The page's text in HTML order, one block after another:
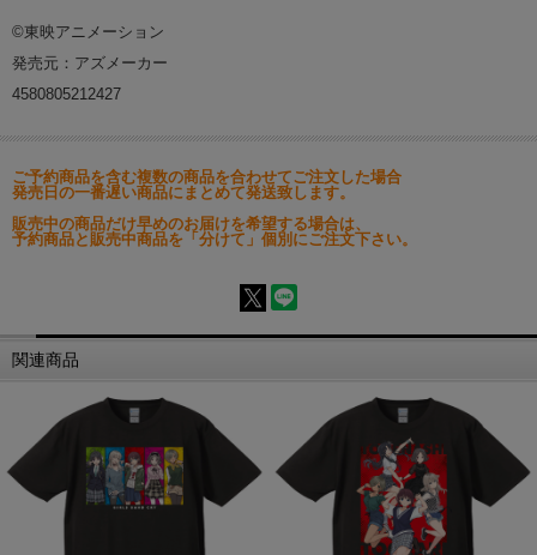
©東映アニメーション
発売元：アズメーカー
4580805212427
ご予約商品を含む複数の商品を合わせてご注文した場合
発売日の一番遅い商品にまとめて発送致します。
販売中の商品だけ早めのお届けを希望する場合は、
予約商品と販売中商品を「分けて」個別にご注文下さい。
関連商品